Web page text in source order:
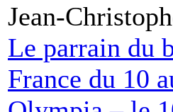
Jean-
Le parrain du
France du 10